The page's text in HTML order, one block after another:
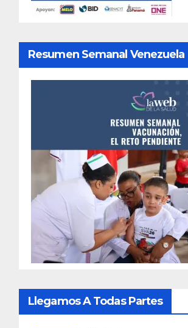
Resumen Semanal Venezuela
Llegamos A Todas Partes